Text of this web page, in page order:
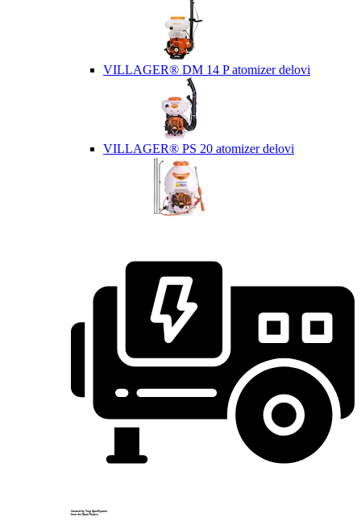
VILLAGER® DM 14 P atomizer delovi
VILLAGER® PS 20 atomizer delovi
Created by Yogi Aprelliyanto
from the Noun Project